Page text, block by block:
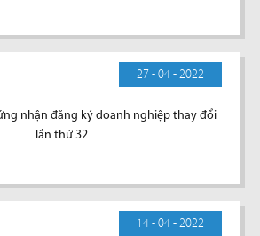
27 - 04 - 2022
nhận đăng ký doanh nghiệp thay đổi
lần thứ 32
14 - 04 - 2022